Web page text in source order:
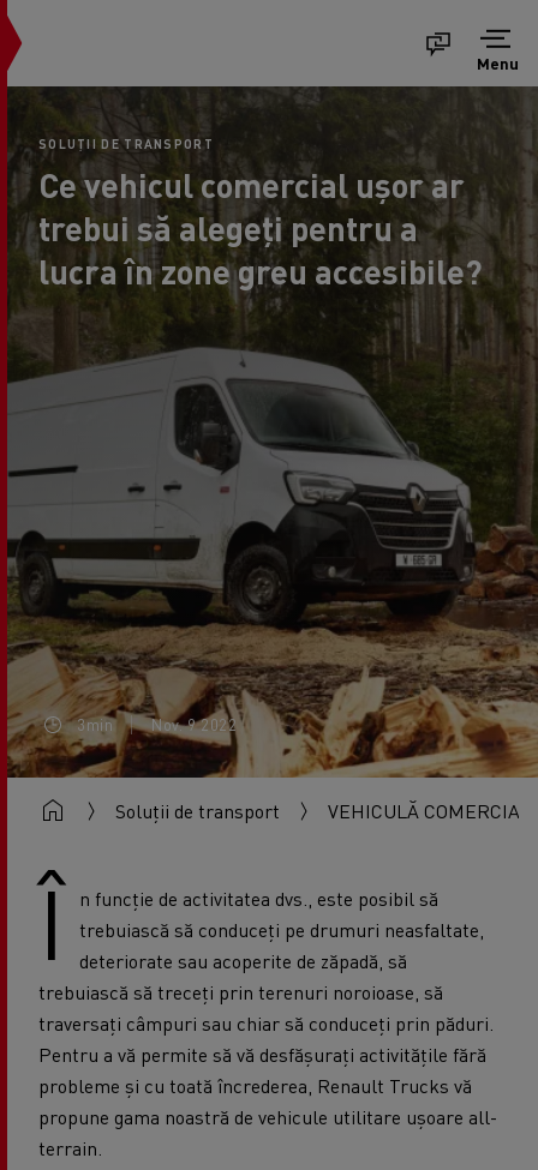
Menu
SOLUȚII DE TRANSPORT
Ce vehicul comercial ușor ar
trebui să alegeți pentru a
lucra în zone greu accesibile?
3min Nov. 9 2022
Soluții de transport VEHICULĂ
Î
n funcție de activitatea dvs., este posibil să
trebuiască să conduceți pe drumuri neasfaltate,
deteriorate sau acoperite de zăpadă, să
trebuiască să treceți prin terenuri noroioase, să
traversați câmpuri sau chiar să conduceți prin păduri.
Pentru a vă permite să vă desfășurați activitățile fără
probleme și cu toată încrederea, Renault Trucks vă
propune gama noastră de vehicule utilitare ușoare all-
terrain.